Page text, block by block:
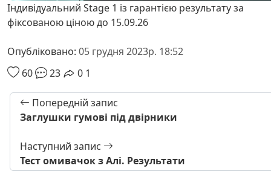
Індивідуальний Stage 1 із гарантією результату за
фіксованою ціною до 15.09.26
Опубліковано: 05 грудня 2023р. 18:52
60
23 0 1
Попередній запис
Заглушки гумові під двірники
Наступний запис
Тест омивачок з Алі. Результати